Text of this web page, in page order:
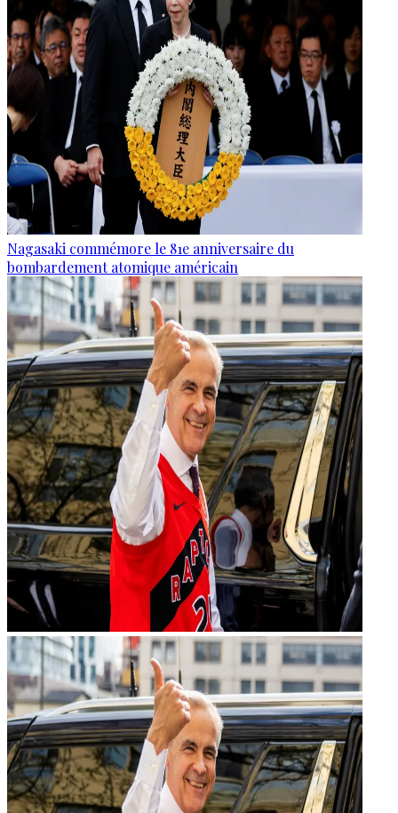
Nagasaki commémore le 81e anniversaire du
bombardement atomique américain